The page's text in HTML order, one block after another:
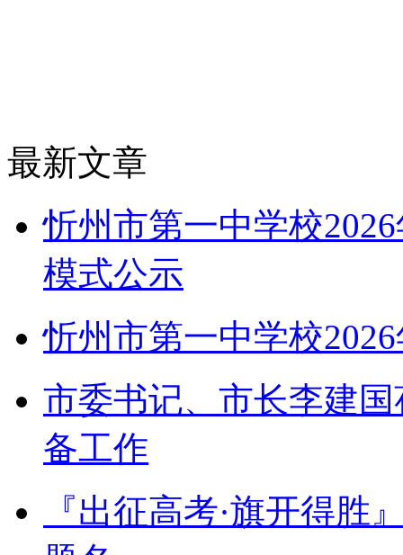
最新文章
忻州市第一中学校
模式公示
忻州市第一中学校
市委书记、市长李建
备工作
『出征高考·旗开得胜